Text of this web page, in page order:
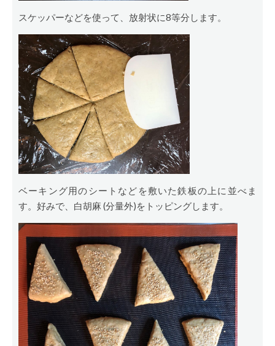
スケッパーなどを使って、放射状に8等分します。
ベーキング用のシートなどを敷いた鉄板の上に並べま
す。好みで、白胡麻 (分量外)をトッピングします。